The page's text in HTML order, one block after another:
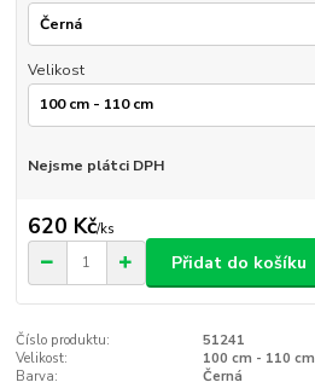
Velikost
Nejsme plátci DPH
620 Kč/ks
Přidat do košíku
Číslo produktu:
51241
Velikost:
100 cm - 110 cm
Barva:
Černá